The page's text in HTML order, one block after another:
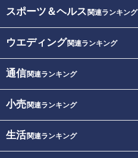
スポーツ＆ヘルス 関連ランキング
ウエディング関連ランキング
通信関連ランキング
小売関連ランキング
生活関連ランキング